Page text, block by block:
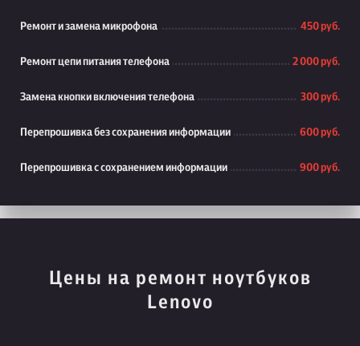
Ремонт и замена микрофона 450 руб.
Ремонт цепи питания телефона 2 000 руб.
Замена кнопки включения телефона 300 руб.
Перепрошивка без сохранения информации 600 руб.
Перепрошивка с сохранением информации 900 руб.
Цены на ремонт ноутбуков
Lenovo